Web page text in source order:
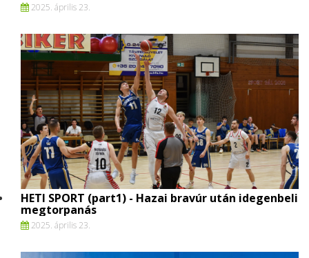
2025. április 23.
HETI SPORT (part1) - Hazai bravúr után idegenbeli
megtorpanás
2025. április 23.